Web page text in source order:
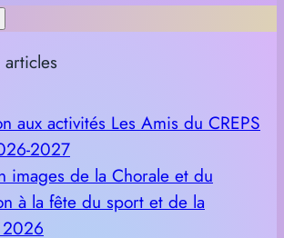
aux activités Les Amis du CREPS
2027
images de la Chorale et du
à la fête du sport et de la